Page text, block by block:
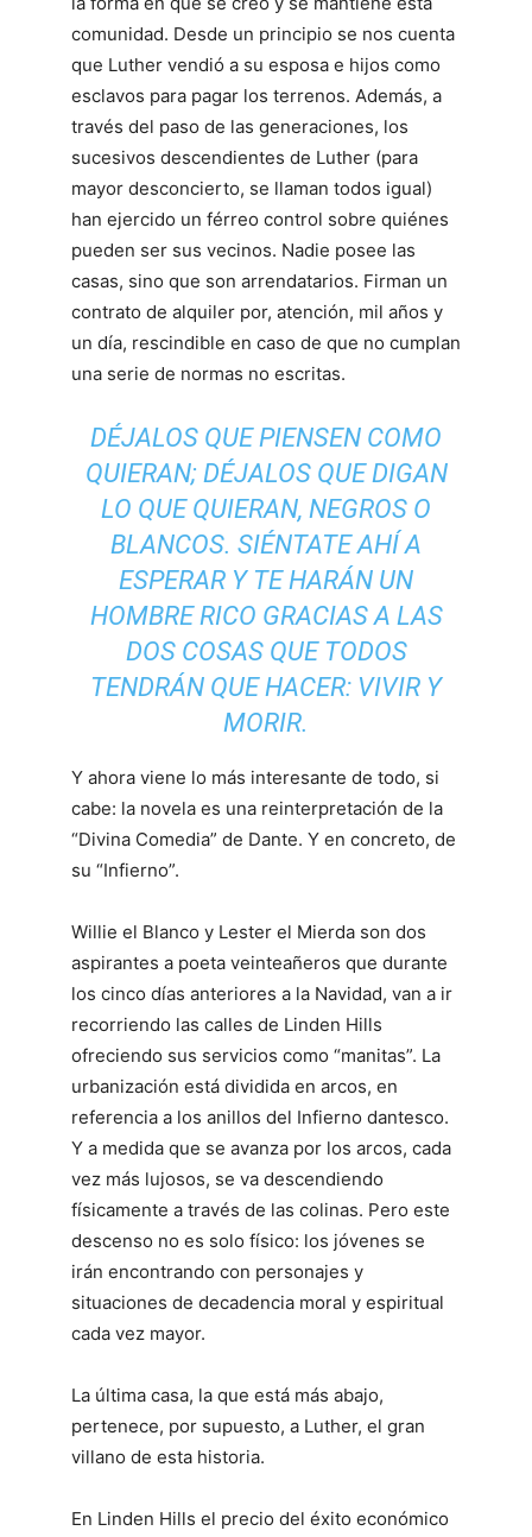
comunidad. Desde un principio se nos cuenta
que Luther vendió a su esposa e hijos como
esclavos para pagar los terrenos. Además, a
través del paso de las generaciones, los
sucesivos descendientes de Luther (para
mayor desconcierto, se llaman todos igual)
han ejercido un férreo control sobre quiénes
pueden ser sus vecinos. Nadie posee las
casas, sino que son arrendatarios. Firman un
contrato de alquiler por, atención, mil años y
un día, rescindible en caso de que no cumplan
una serie de normas no escritas.
DÉJALOS QUE PIENSEN COMO
QUIERAN; DÉJALOS QUE DIGAN
LO QUE QUIERAN, NEGROS O
BLANCOS. SIÉNTATE AHÍ A
ESPERAR Y TE HARÁN UN
HOMBRE RICO GRACIAS A LAS
DOS COSAS QUE TODOS
TENDRÁN QUE HACER: VIVIR Y
MORIR.
Y ahora viene lo más interesante de todo, si
cabe: la novela es una reinterpretación de la
“Divina Comedia” de Dante. Y en concreto, de
su “Infierno”.
Willie el Blanco y Lester el Mierda son dos
aspirantes a poeta veinteañeros que durante
los cinco días anteriores a la Navidad, van a ir
recorriendo las calles de Linden Hills
ofreciendo sus servicios como “manitas”. La
urbanización está dividida en arcos, en
referencia a los anillos del Infierno dantesco.
Y a medida que se avanza por los arcos, cada
vez más lujosos, se va descendiendo
físicamente a través de las colinas. Pero este
descenso no es solo físico: los jóvenes se
irán encontrando con personajes y
situaciones de decadencia moral y espiritual
cada vez mayor.
La última casa, la que está más abajo,
pertenece, por supuesto, a Luther, el gran
villano de esta historia.
En Linden Hills el precio del éxito económico